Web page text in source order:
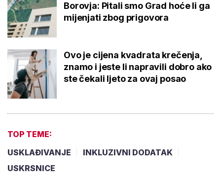
Borovja: Pitali smo Grad hoće li ga
mijenjati zbog prigovora
Ovo je cijena kvadrata krečenja,
znamo i jeste li napravili dobro ako
ste čekali ljeto za ovaj posao
TOP TEME:
USKLAĐIVANJE
INKLUZIVNI DODATAK
USKRSNICE